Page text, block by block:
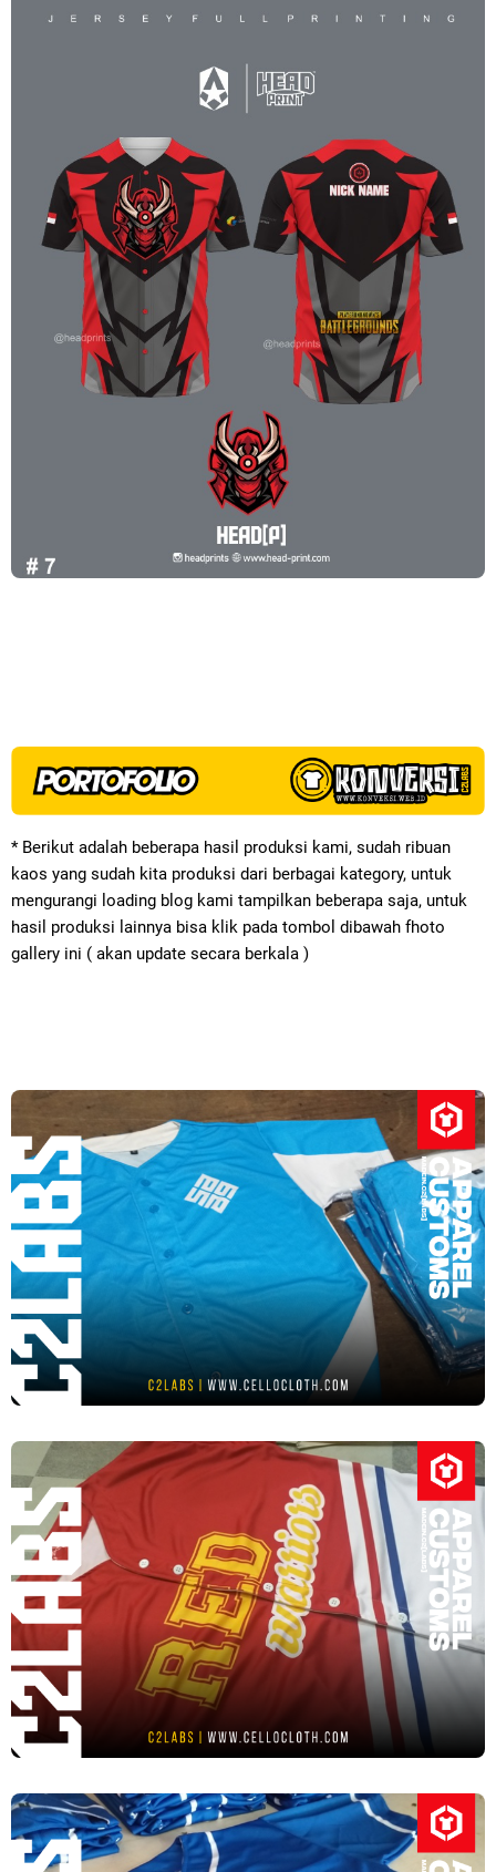
* Berikut adalah beberapa hasil produksi kami, sudah ribuan
kaos yang sudah kita produksi dari berbagai kategory, untuk
mengurangi loading blog kami tampilkan beberapa saja, untuk
hasil produksi lainnya bisa klik pada tombol dibawah fhoto
gallery ini ( akan update secara berkala )